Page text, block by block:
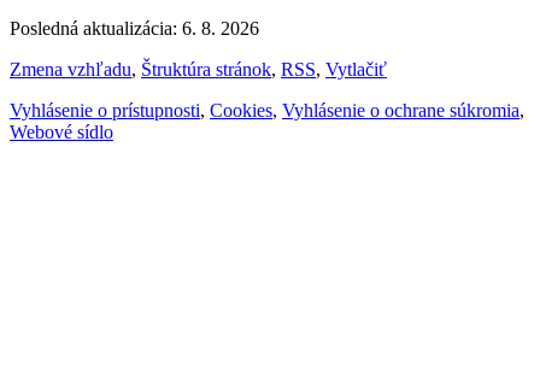
Posledná aktualizácia: 6. 8. 2026
Zmena vzhľadu, Štruktúra stránok, RSS, Vytlačiť
Vyhlásenie o prístupnosti, Cookies, Vyhlásenie o ochrane súkromia,
Webové sídlo